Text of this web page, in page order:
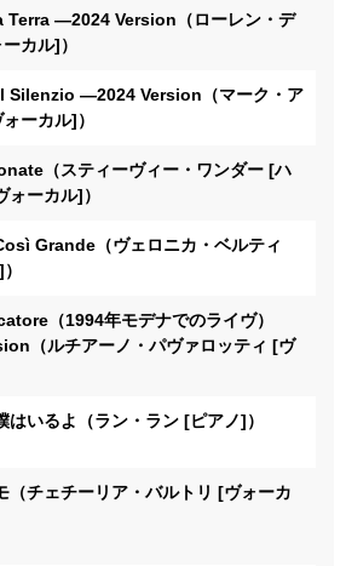
Terra ―2024 Version（ローレン・デ
カル]）
Silenzio ―2024 Version（マーク・ア
ーカル]）
（スティーヴィー・ワンダー [ハ
ォーカル]）
Grande（ヴェロニカ・ベルティ
（1994年モデナでのライヴ）
（ルチアーノ・パヴァロッティ [ヴ
はいるよ（ラン・ラン [ピアノ]）
（チェチーリア・バルトリ [ヴォーカ